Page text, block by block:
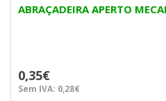
ABRAÇADEIRA APERTO
0,35€
Sem IVA: 0,28€